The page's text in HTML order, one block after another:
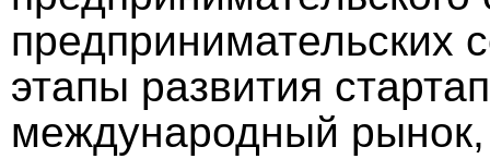
предпринимательских
этапы развития
международный